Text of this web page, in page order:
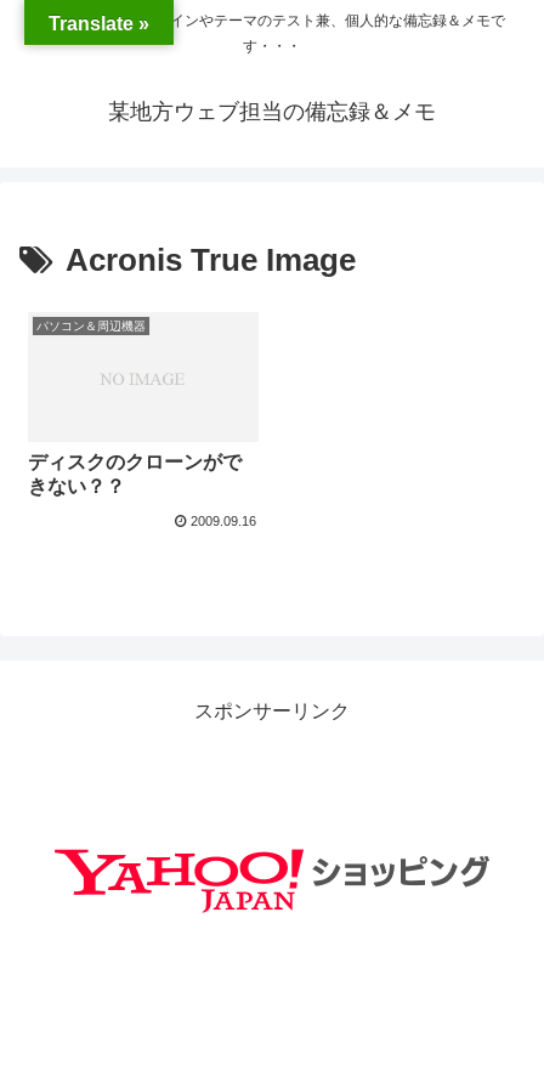
WordPressのプラグインやテーマのテスト兼、個人的な備忘録＆メモで
す・・・
某地方ウェブ担当の備忘録＆メモ
Acronis True Image
パソコン＆周辺機器
ディスクのクローンがで
きない？？
2009.09.16
スポンサーリンク
Translate »